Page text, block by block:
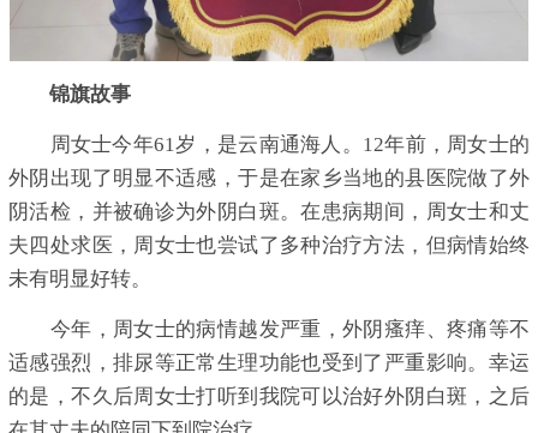
锦旗故事
周女士今年61岁，是云南通海人。12年前，周女士的
外阴出现了明显不适感，于是在家乡当地的县医院做了外
阴活检，并被确诊为外阴白斑。在患病期间，周女士和丈
夫四处求医，周女士也尝试了多种治疗方法，但病情始终
未有明显好转。
今年，周女士的病情越发严重，外阴瘙痒、疼痛等不
适感强烈，排尿等正常生理功能也受到了严重影响。幸运
的是，不久后周女士打听到我院可以治好外阴白斑，之后